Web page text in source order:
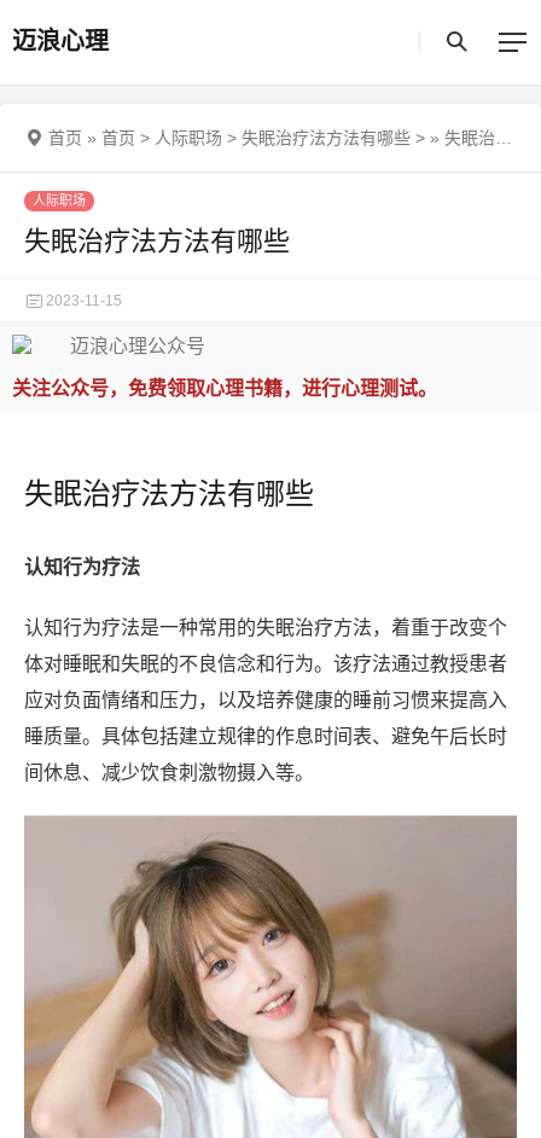
迈浪心理
首页 » 首页 > 人际职场 > 失眠治疗法方法有哪些 > » 失眠治疗法方法有哪些
人际职场
失眠治疗法方法有哪些
2023-11-15
关注公众号，免费领取心理书籍，进行心理测试。
失眠治疗法方法有哪些
认知行为疗法
认知行为疗法是一种常用的失眠治疗方法，着重于改变个
体对睡眠和失眠的不良信念和行为。该疗法通过教授患者
应对负面情绪和压力，以及培养健康的睡前习惯来提高入
睡质量。具体包括建立规律的作息时间表、避免午后长时
间休息、减少饮食刺激物摄入等。